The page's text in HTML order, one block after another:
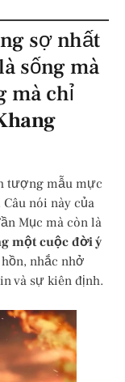
sợ nhất
sống mà
mà chỉ
tượng mẫu mực
nói này của
Mục mà còn là
một cuộc đời ý
nhắc nhở
và sự kiên định.